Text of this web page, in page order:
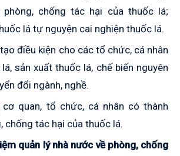
chống tác hại của thuốc lá;
lá tự nguyện cai nghiện thuốc lá.
điều kiện cho các tổ chức, cá nhân
sản xuất thuốc lá, chế biến nguyên
đổi ngành, nghề.
quan, tổ chức, cá nhân có thành
chống tác hại của thuốc lá.
quản lý nhà nước về phòng, chống